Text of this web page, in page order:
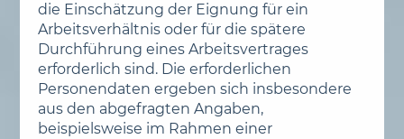
die Einschätzung der Eignung für ein
Arbeitsverhältnis oder für die spätere
Durchführung eines Arbeitsvertrages
erforderlich sind. Die erforderlichen
Personendaten ergeben sich insbesondere
aus den abgefragten Angaben,
beispielsweise im Rahmen einer